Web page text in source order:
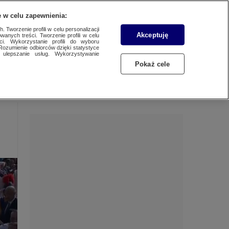
Dzień dobry!
ZALOGUJ SIĘ
w celu zapewnienia:
Tworzenie profili w celu personalizacji
treści. Tworzenie profili w celu
Wykorzystanie profili do wyboru
odbiorców dzięki statystyce
usług. Wykorzystywanie
Akceptuję
Pokaż cele